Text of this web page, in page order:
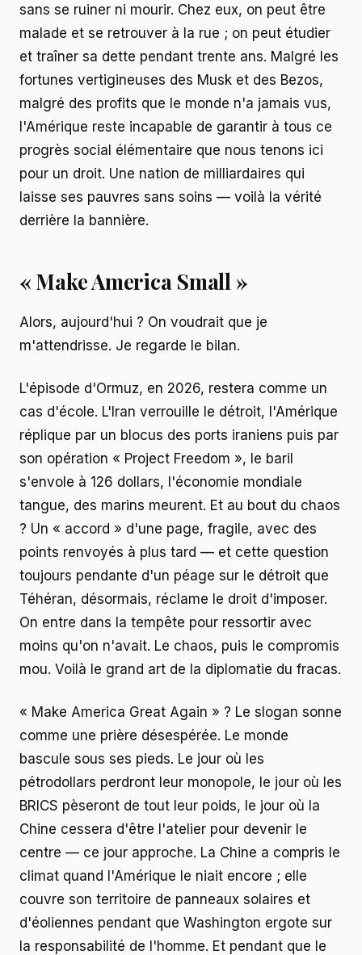
sans se ruiner ni mourir. Chez eux, on peut être
malade et se retrouver à la rue ; on peut étudier
et traîner sa dette pendant trente ans. Malgré les
fortunes vertigineuses des Musk et des Bezos,
malgré des profits que le monde n'a jamais vus,
l'Amérique reste incapable de garantir à tous ce
progrès social élémentaire que nous tenons ici
pour un droit. Une nation de milliardaires qui
laisse ses pauvres sans soins — voilà la vérité
derrière la bannière.
« Make America Small »
Alors, aujourd'hui ? On voudrait que je
m'attendrisse. Je regarde le bilan.
L'épisode d'Ormuz, en 2026, restera comme un
cas d'école. L'Iran verrouille le détroit, l'Amérique
réplique par un blocus des ports iraniens puis par
son opération « Project Freedom », le baril
s'envole à 126 dollars, l'économie mondiale
tangue, des marins meurent. Et au bout du chaos
? Un « accord » d'une page, fragile, avec des
points renvoyés à plus tard — et cette question
toujours pendante d'un péage sur le détroit que
Téhéran, désormais, réclame le droit d'imposer.
On entre dans la tempête pour ressortir avec
moins qu'on n'avait. Le chaos, puis le compromis
mou. Voilà le grand art de la diplomatie du fracas.
« Make America Great Again » ? Le slogan sonne
comme une prière désespérée. Le monde
bascule sous ses pieds. Le jour où les
pétrodollars perdront leur monopole, le jour où les
BRICS pèseront de tout leur poids, le jour où la
Chine cessera d'être l'atelier pour devenir le
centre — ce jour approche. La Chine a compris le
climat quand l'Amérique le niait encore ; elle
couvre son territoire de panneaux solaires et
d'éoliennes pendant que Washington ergote sur
la responsabilité de l'homme. Et pendant que le